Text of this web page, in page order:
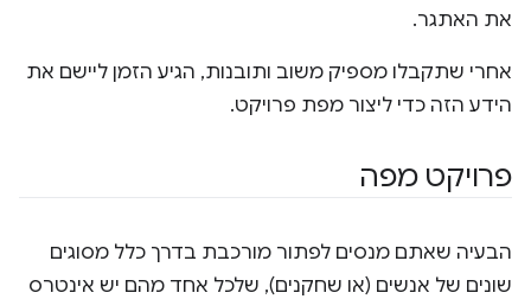
את האתגר.
אחרי שתקבלו מספיק משוב ותובנות, הגיע הזמן ליישם את
הידע הזה כדי ליצור מפת פרויקט.
פרויקט מפה
הבעיה שאתם מנסים לפתור מורכבת בדרך כלל מסוגים
שונים של אנשים (או שחקנים), שלכל אחד מהם יש אינטרס